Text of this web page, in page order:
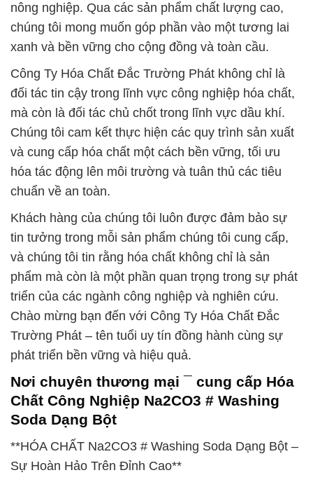
nông nghiệp. Qua các sản phẩm chất lượng cao,
chúng tôi mong muốn góp phần vào một tương lai
xanh và bền vững cho cộng đồng và toàn cầu.
Công Ty Hóa Chất Đắc Trường Phát không chỉ là
đối tác tin cậy trong lĩnh vực công nghiệp hóa chất,
mà còn là đối tác chủ chốt trong lĩnh vực dầu khí.
Chúng tôi cam kết thực hiện các quy trình sản xuất
và cung cấp hóa chất một cách bền vững, tối ưu
hóa tác động lên môi trường và tuân thủ các tiêu
chuẩn về an toàn.
Khách hàng của chúng tôi luôn được đảm bảo sự
tin tưởng trong mỗi sản phẩm chúng tôi cung cấp,
và chúng tôi tin rằng hóa chất không chỉ là sản
phẩm mà còn là một phần quan trọng trong sự phát
triển của các ngành công nghiệp và nghiên cứu.
Chào mừng bạn đến với Công Ty Hóa Chất Đắc
Trường Phát – tên tuổi uy tín đồng hành cùng sự
phát triển bền vững và hiệu quả.
Nơi chuyên thương mại ¯ cung cấp Hóa
Chất Công Nghiệp Na2CO3 # Washing
Soda Dạng Bột
**HÓA CHẤT Na2CO3 # Washing Soda Dạng Bột –
Sự Hoàn Hảo Trên Đỉnh Cao**